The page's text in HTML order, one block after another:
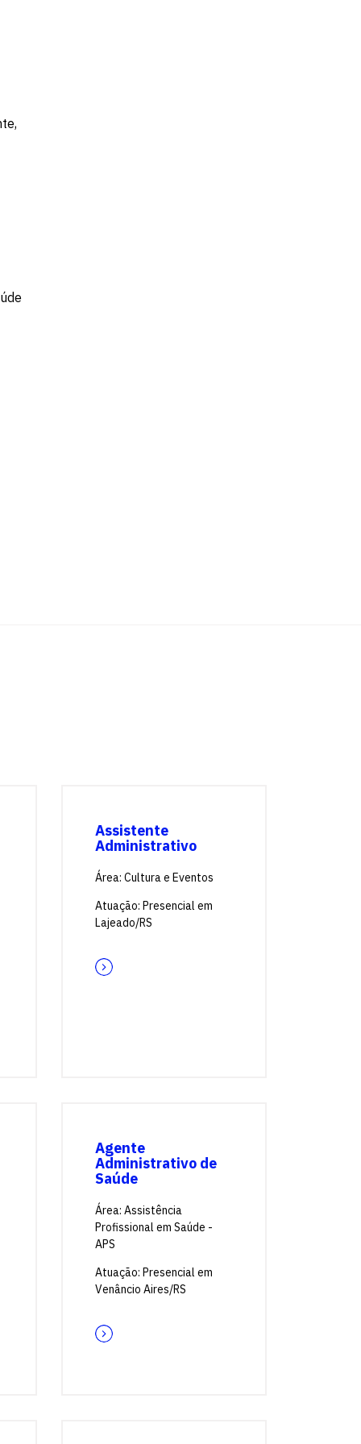
Assistente
Administrativo
Área: Cultura e Eventos
Atuação: Presencial em
Lajeado/RS
Agente
Administrativo de
Saúde
Área: Assistência
Profissional em Saúde -
APS
Atuação: Presencial em
Venâncio Aires/RS